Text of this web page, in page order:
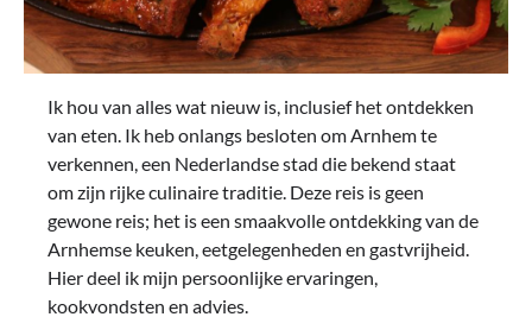
Ik hou van alles wat nieuw is, inclusief het ontdekken
van eten. Ik heb onlangs besloten om Arnhem te
verkennen, een Nederlandse stad die bekend staat
om zijn rijke culinaire traditie. Deze reis is geen
gewone reis; het is een smaakvolle ontdekking van de
Arnhemse keuken, eetgelegenheden en gastvrijheid.
Hier deel ik mijn persoonlijke ervaringen,
kookvondsten en advies.